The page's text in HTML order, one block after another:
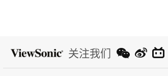
关注我们